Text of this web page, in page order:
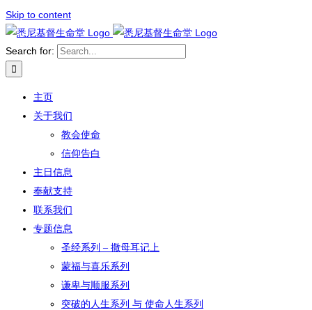
Skip to content
Search for:
主页
关于我们
教会使命
信仰告白
主日信息
奉献支持
联系我们
专题信息
圣经系列 – 撒母耳记上
蒙福与喜乐系列
谦卑与顺服系列
突破的人生系列 与 使命人生系列